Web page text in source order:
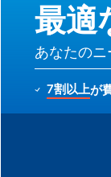
最適
あなたの
7割以上が